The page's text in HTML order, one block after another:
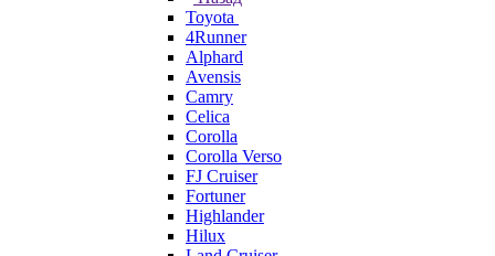
Toyota
4Runner
Alphard
Avensis
Camry
Celica
Corolla
Corolla Verso
FJ Cruiser
Fortuner
Highlander
Hilux